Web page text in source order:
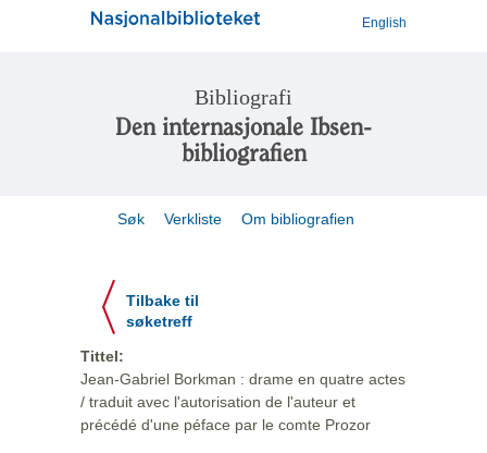
English
Bibliografi
Den internasjonale Ibsen-
bibliografien
Søk Verkliste Om bibliografien
Tilbake til
søketreff
Tittel:
Jean-Gabriel Borkman : drame en quatre actes
/ traduit avec l'autorisation de l'auteur et
précédé d'une péface par le comte Prozor